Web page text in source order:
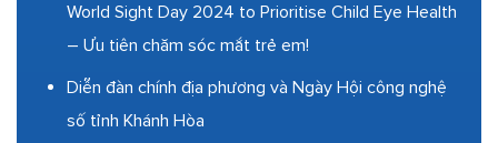
World Sight Day 2024 to Prioritise Child Eye Health
– Ưu tiên chăm sóc mắt trẻ em!
Diễn đàn chính địa phương và Ngày Hội công nghệ
số tỉnh Khánh Hòa